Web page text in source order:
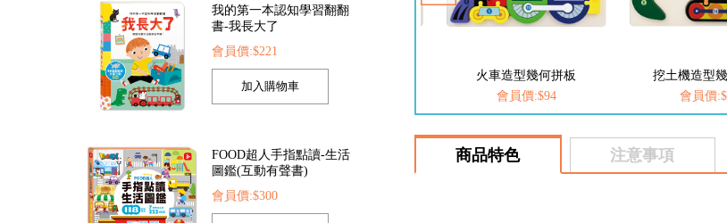
我的第一本認知學習翻翻
書-我長大了
會員價:$221
FOOD超人手指點讀-生活
圖鑑(互動有聲書)
會員價:$300
FOOD超人認知球-動物
會員價:$94
會員價:$94
火車造型幾何拼板
會員價:$94
挖土機造型幾何拼板
會員價:$94
商品特色 注意事項